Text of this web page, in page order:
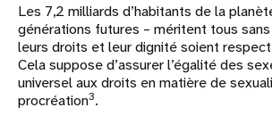
Les 7,2 milliards d’habitants de la
générations futures – méritent tous
leurs droits et leur dignité soient
Cela suppose d’assurer l’égalité des
universel aux droits en matière de
procréation3.